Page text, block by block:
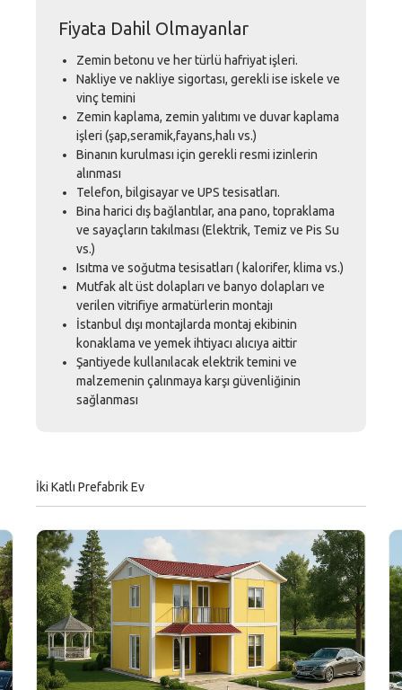
Fiyata Dahil Olmayanlar
Zemin betonu ve her türlü hafriyat işleri.
Nakliye ve nakliye sigortası, gerekli ise iskele ve
vinç temini
Zemin kaplama, zemin yalıtımı ve duvar kaplama
işleri (şap,seramik,fayans,halı vs.)
Binanın kurulması için gerekli resmi izinlerin
alınması
Telefon, bilgisayar ve UPS tesisatları.
Bina harici dış bağlantılar, ana pano, topraklama
ve sayaçların takılması (Elektrik, Temiz ve Pis Su
vs.)
Isıtma ve soğutma tesisatları ( kalorifer, klima vs.)
Mutfak alt üst dolapları ve banyo dolapları ve
verilen vitrifiye armatürlerin montajı
İstanbul dışı montajlarda montaj ekibinin
konaklama ve yemek ihtiyacı alıcıya aittir
Şantiyede kullanılacak elektrik temini ve
malzemenin çalınmaya karşı güvenliğinin
sağlanması
İki Katlı Prefabrik Ev